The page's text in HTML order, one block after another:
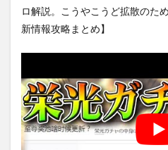
ロ解説。こうやこうど拡散のた
新情報攻略まとめ】